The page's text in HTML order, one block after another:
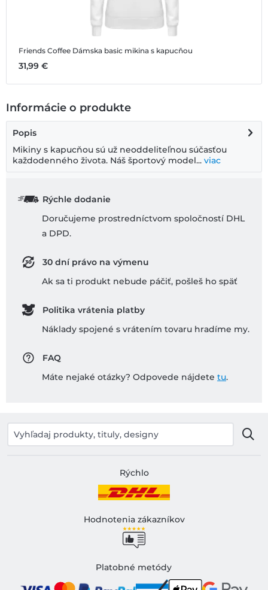
Friends Coffee Dámska basic mikina s kapucňou
31,99 €
Informácie o produkte
Popis
Mikiny s kapucňou sú už neoddeliteľnou súčasťou
každodenného života. Náš športový model... viac
Rýchle dodanie
Doručujeme prostredníctvom spoločností DHL
a DPD.
30 dní právo na výmenu
Ak sa ti produkt nebude páčiť, pošleš ho späť
Politika vrátenia platby
Náklady spojené s vrátením tovaru hradíme my.
FAQ
Máte nejaké otázky? Odpovede nájdete tu.
Rýchlo
Hodnotenia zákazníkov
Platobné metódy